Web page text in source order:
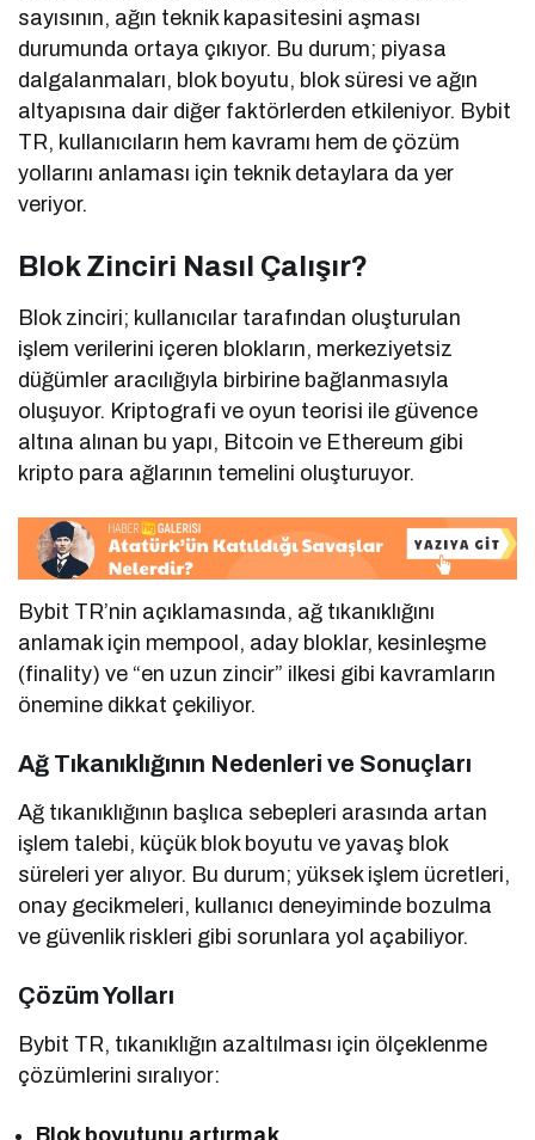
sayısının, ağın teknik kapasitesini aşması
durumunda ortaya çıkıyor. Bu durum; piyasa
dalgalanmaları, blok boyutu, blok süresi ve ağın
altyapısına dair diğer faktörlerden etkileniyor. Bybit
TR, kullanıcıların hem kavramı hem de çözüm
yollarını anlaması için teknik detaylara da yer
veriyor.
Blok Zinciri Nasıl Çalışır?
Blok zinciri; kullanıcılar tarafından oluşturulan
işlem verilerini içeren blokların, merkeziyetsiz
düğümler aracılığıyla birbirine bağlanmasıyla
oluşuyor. Kriptografi ve oyun teorisi ile güvence
altına alınan bu yapı, Bitcoin ve Ethereum gibi
kripto para ağlarının temelini oluşturuyor.
Bybit TR’nin açıklamasında, ağ tıkanıklığını
anlamak için mempool, aday bloklar, kesinleşme
(finality) ve “en uzun zincir” ilkesi gibi kavramların
önemine dikkat çekiliyor.
Ağ Tıkanıklığının Nedenleri ve Sonuçları
Ağ tıkanıklığının başlıca sebepleri arasında artan
işlem talebi, küçük blok boyutu ve yavaş blok
süreleri yer alıyor. Bu durum; yüksek işlem ücretleri,
onay gecikmeleri, kullanıcı deneyiminde bozulma
ve güvenlik riskleri gibi sorunlara yol açabiliyor.
Çözüm Yolları
Bybit TR, tıkanıklığın azaltılması için ölçeklenme
çözümlerini sıralıyor: